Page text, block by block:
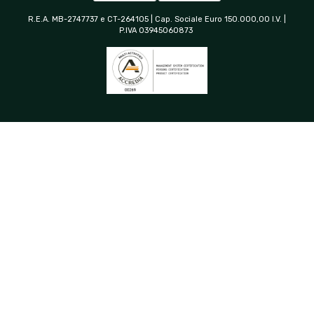
R.E.A. MB-2747737 e CT-264105 | Cap. Sociale Euro 150.000,00 I.V. |
P.IVA 03945060873